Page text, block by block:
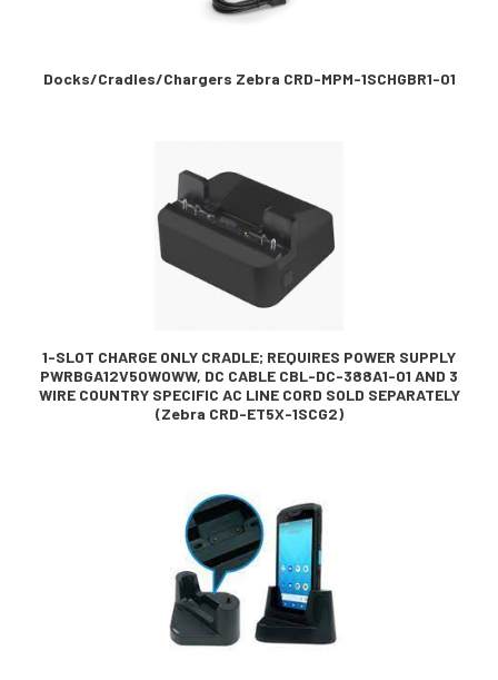
Docks/Cradles/Chargers Zebra CRD-MPM-1SCHGBR1-01
1-SLOT CHARGE ONLY CRADLE; REQUIRES POWER SUPPLY
PWRBGA12V50W0WW, DC CABLE CBL-DC-388A1-01 AND 3
WIRE COUNTRY SPECIFIC AC LINE CORD SOLD SEPARATELY
(Zebra CRD-ET5X-1SCG2)